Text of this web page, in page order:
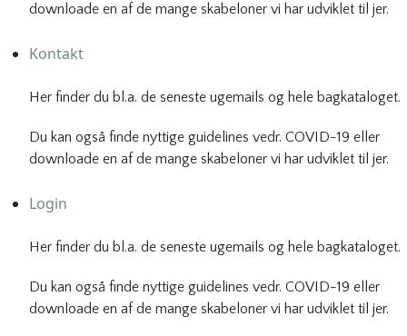
downloade en af de mange skabeloner vi har udviklet til jer.
Kontakt
Her finder du bl.a. de seneste ugemails og hele bagkataloget.
Du kan også finde nyttige guidelines vedr. COVID-19 eller
downloade en af de mange skabeloner vi har udviklet til jer.
Login
Her finder du bl.a. de seneste ugemails og hele bagkataloget.
Du kan også finde nyttige guidelines vedr. COVID-19 eller
downloade en af de mange skabeloner vi har udviklet til jer.